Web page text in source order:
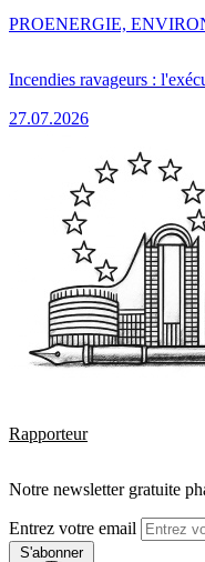
Incendies ravageurs :
27.07.2026
PROENERGIE,
Rapporteur
Notre newsletter gratuite
Entrez votre email
S'abonner